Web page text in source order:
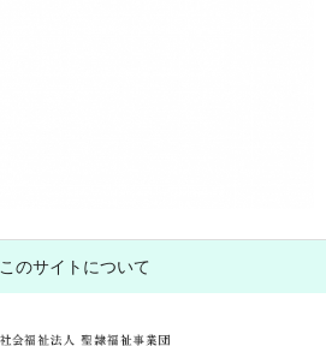
このサイトについて